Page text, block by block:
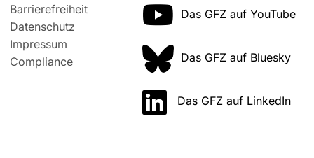
Barrierefreiheit
Datenschutz
Impressum
Compliance
Das GFZ auf YouTube
Das GFZ auf Bluesky
Das GFZ auf LinkedIn